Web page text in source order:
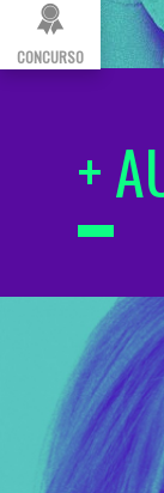
CONCURSO
+